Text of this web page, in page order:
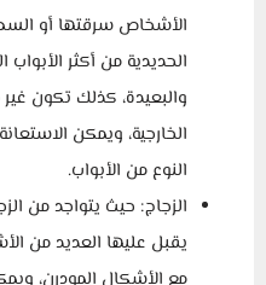
الأشخاص سرقتها أو
الحديدية من أكثر
والبعيدة، كذلك تكون
الخارجية، ويمكن الاستعانة
النوع من الأبواب.
الزجاج: حيث يتواجد من
يقبل عليها العديد من